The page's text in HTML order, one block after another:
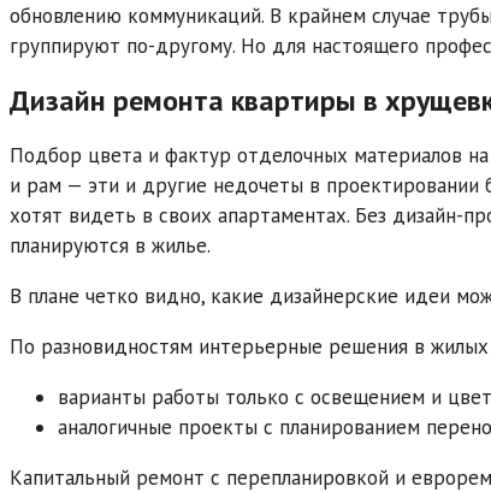
обновлению коммуникаций. В крайнем случае
группируют по-другому. Но для настоящего
Дизайн ремонта квартиры в
Подбор цвета и фактур отделочных материалов
и рам — эти и другие недочеты в
хотят видеть в своих апартаментах. Без дизайн-
планируются в жилье.
В плане четко видно, какие дизайнерские идеи
По разновидностям интерьерные решения в
варианты работы только с освещением и
аналогичные проекты с планированием
Капитальный ремонт с перепланировкой и